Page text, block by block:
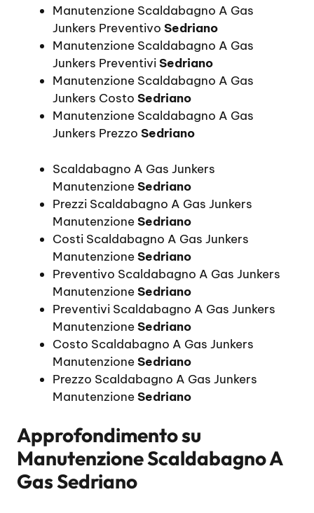
Manutenzione Scaldabagno A Gas
Junkers Preventivo Sedriano
Manutenzione Scaldabagno A Gas
Junkers PreventiviSedriano
Manutenzione Scaldabagno A Gas
Junkers Costo Sedriano
Manutenzione Scaldabagno A Gas
Junkers Prezzo Sedriano
Scaldabagno A Gas Junkers
ManutenzioneSedriano
Prezzi Scaldabagno A Gas Junkers
ManutenzioneSedriano
Costi Scaldabagno A Gas Junkers
ManutenzioneSedriano
Preventivo Scaldabagno A Gas Junkers
ManutenzioneSedriano
Preventivi Scaldabagno A Gas Junkers
ManutenzioneSedriano
Costo Scaldabagno A Gas Junkers
ManutenzioneSedriano
Prezzo Scaldabagno A Gas Junkers
ManutenzioneSedriano
Approfondimento su
Manutenzione Scaldabagno A
Gas Sedriano